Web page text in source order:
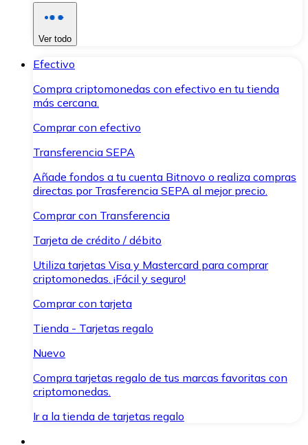
Ver todo
Efectivo
Compra criptomonedas con efectivo en tu tienda
más cercana.
Comprar con efectivo
Transferencia SEPA
Añade fondos a tu cuenta Bitnovo o realiza compras
directas por Trasferencia SEPA al mejor precio.
Comprar con Transferencia
Tarjeta de crédito / débito
Utiliza tarjetas Visa y Mastercard para comprar
criptomonedas. ¡Fácil y seguro!
Comprar con tarjeta
Tienda - Tarjetas regalo
Nuevo
Compra tarjetas regalo de tus marcas favoritas con
criptomonedas.
Ir a la tienda de tarjetas regalo